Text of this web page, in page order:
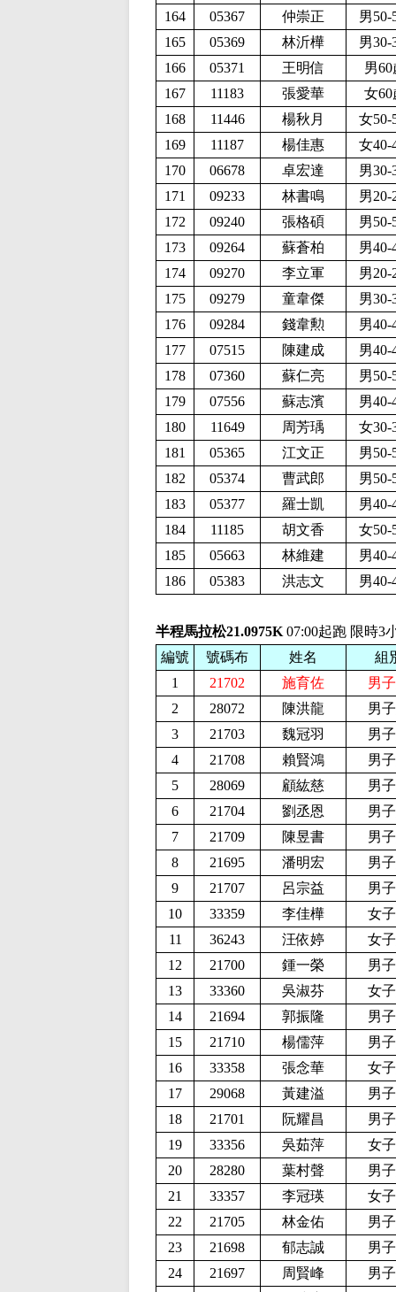
164
05367 仲崇正
男50-
165
05369 林沂樺
男30-
166
05371 王明信
男60
167
11183 張愛華
女60
168
11446 楊秋月
女50-
169
11187 楊佳惠
女40-
170
06678 卓宏達
男30-
171
09233 林書鳴
男20-
172
09240 張格碩
男50-
173
09264 蘇蒼柏
男40-
174
09270 李立軍
男20-
175
09279 童韋傑
男30-
176
09284 錢韋勲
男40-
177
07515 陳建成
男40-
178
07360 蘇仁亮
男50-
179
07556 蘇志濱
男40-
180
11649 周芳瑀
女30-
181
05365 江文正
男50-
182
05374 曹武郎
男50-
183
05377 羅士凱
男40-
184
11185 胡文香
女50-
185
05663 林維建
男40-
186
05383 洪志文 男40-
半程馬拉松21.0975K 07:00起跑 限時3
編號
號碼布 姓名
組
1
21702 施育佐
男
2
28072 陳洪龍
男
3
21703 魏冠羽
男
4
21708 賴賢鴻
男
5
28069 顧紘慈
男
6
21704 劉丞恩
男
7
21709 陳昱書
男
8
21695 潘明宏
男
9
21707 呂宗益
男
10
33359 李佳樺
女
11
36243 汪依婷
女
12
21700 鍾一榮
男
13
33360 吳淑芬
女
14
21694 郭振隆
男
15
21710 楊儒萍
男
16
33358 張念華
女
17
29068 黃建溢
男
18
21701 阮耀昌
男
19
33356 吳茹萍
女
20
28280 葉村聲
男
21
33357 李冠瑛
女
22
21705 林金佑
男
23
21698 郁志誠
男
24
21697 周賢峰
男